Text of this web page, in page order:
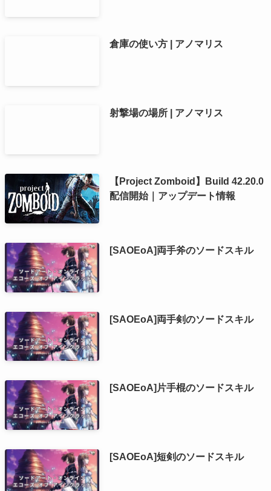
倉庫の使い方 | アノマリス
射撃場の場所 | アノマリス
【Project Zomboid】Build 42.20.0
配信開始｜アップデート情報
[SAOEoA]両手斧のソードスキル
[SAOEoA]両手剣のソードスキル
[SAOEoA]片手棍のソードスキル
[SAOEoA]短剣のソードスキル